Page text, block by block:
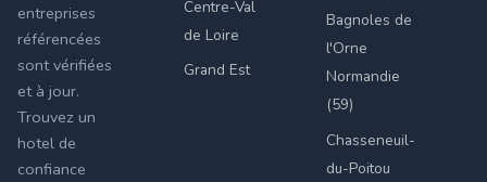
entreprises
référencées
sont vérifiées
et à jour.
Trouvez un
hotel de
confiance
Centre-Val
de Loire
Grand Est
Bagnoles de
l'Orne
Normandie
(59)
Chasseneuil-
du-Poitou